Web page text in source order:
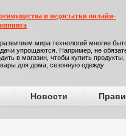
и недостатки онлайн-
мира технологий многие
упрощаются. Например, не
в магазин, чтобы купить продукты,
для дома, сезонную одежду
Новости